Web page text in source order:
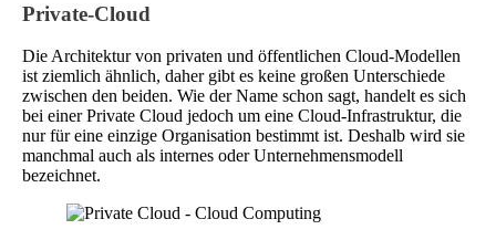
Private-Cloud
Die Architektur von privaten und öffentlichen Cloud-Modellen
ist ziemlich ähnlich, daher gibt es keine großen Unterschiede
zwischen den beiden. Wie der Name schon sagt, handelt es sich
bei einer Private Cloud jedoch um eine Cloud-Infrastruktur, die
nur für eine einzige Organisation bestimmt ist. Deshalb wird sie
manchmal auch als internes oder Unternehmensmodell
bezeichnet.